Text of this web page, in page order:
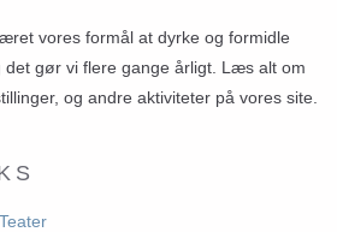
vores formål at dyrke og formidle
det gør vi flere gange årligt. Læs alt om
og andre aktiviteter på vores site.